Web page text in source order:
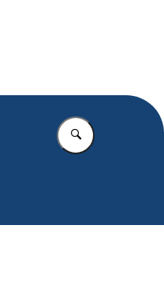
Vul in wat u